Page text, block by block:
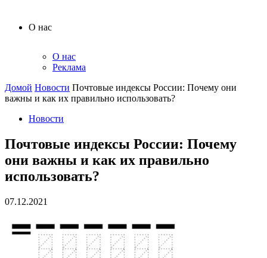
О нас
О нас
Реклама
Домой Новости Почтовые индексы России: Почему они
важны и как их правильно использовать?
Новости
Почтовые индексы России: Почему
они важны и как их правильно
использовать?
07.12.2021